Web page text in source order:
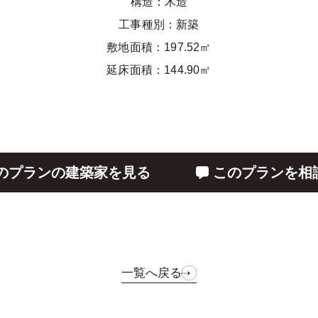
工事種別：新築
敷地面積：197.52㎡
延床面積：144.90㎡
プランの建築家を見る このプランを相
一覧へ戻る